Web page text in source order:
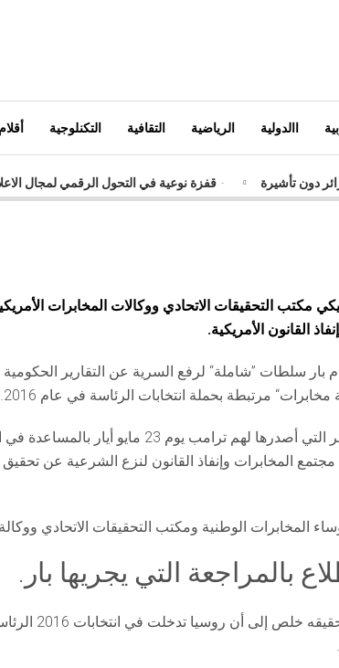
االدولية الرياضية التقافية التكنلوجية
دون تأشيرة - قفزة نوعية في التحول الرقمي لمجال
مكتب التحقيقات الاتحادي ووكالات المخابرات
القانون الأمريكية.
بار سلطات ”شاملة“ لرفع السرية عن التقارير
مرتبطة بحملة انتخابات الرئاسة في عام 2016.
وقال شيف في خطابات أرسلها لرؤساء الوكالات إن الأوامر التي أصدرها لهم
المخابرات وإنفاذ القانون لنزع الشرعية عن
المخابرات الوطنية ومكتب التحقيقات الاتحادي
بالمراجعة التي يجريها بار.
كان المحقق الخاص روبرت مولر قد قال